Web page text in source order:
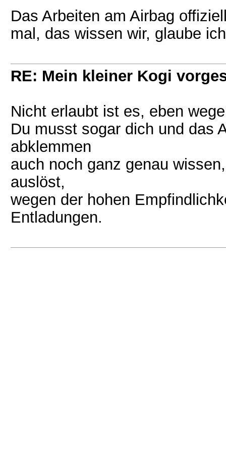
Das Arbeiten am Airbag
mal, das wissen wir, glaube
RE: Mein kleiner Kogi
Nicht erlaubt ist es, eben
Du musst sogar dich und das
abklemmen
auch noch ganz genau
auslöst,
wegen der hohen
Entladungen.